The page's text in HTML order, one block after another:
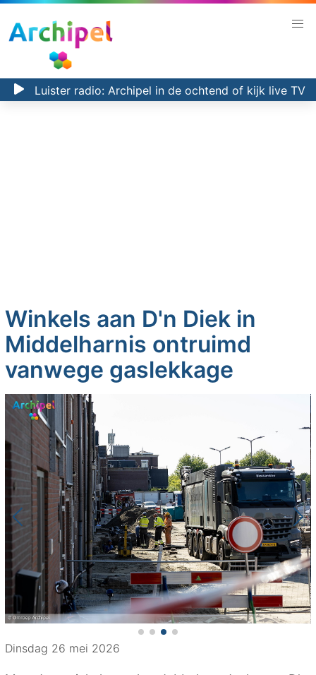
Luister radio: Archipel in de ochtend of kijk live TV
Winkels aan D'n Diek in
Middelharnis ontruimd
vanwege gaslekkage
Dinsdag 26 mei 2026